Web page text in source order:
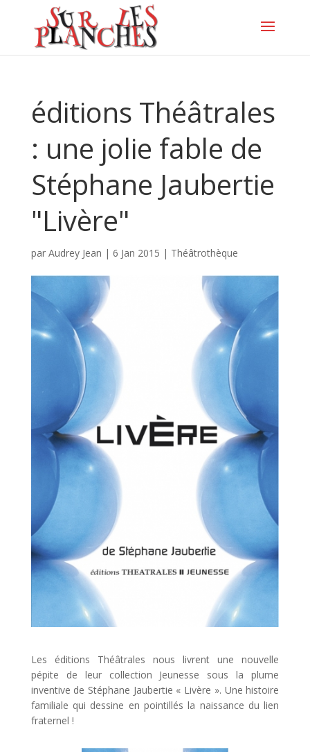
éditions Théâtrales
: une jolie fable de
Stéphane Jaubertie
"Livère"
par Audrey Jean | 6 Jan 2015 | Théâtrothèque
Les éditions Théâtrales nous livrent une nouvelle
pépite de leur collection Jeunesse sous la plume
inventive de Stéphane Jaubertie « Livère ». Une histoire
familiale qui dessine en pointillés la naissance du lien
fraternel !